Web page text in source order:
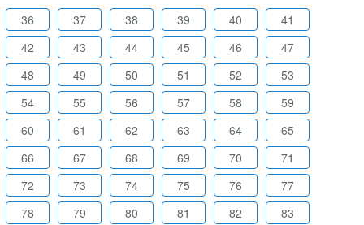
36 37 38 39 40
41
42
43 44 45 46
47
48
49 50 51 52
53
54
55 56 57 58
59
60
61 62 63 64
65
66
67 68 69 70
71
72
73 74 75 76
77
78
79 80 81 82 83